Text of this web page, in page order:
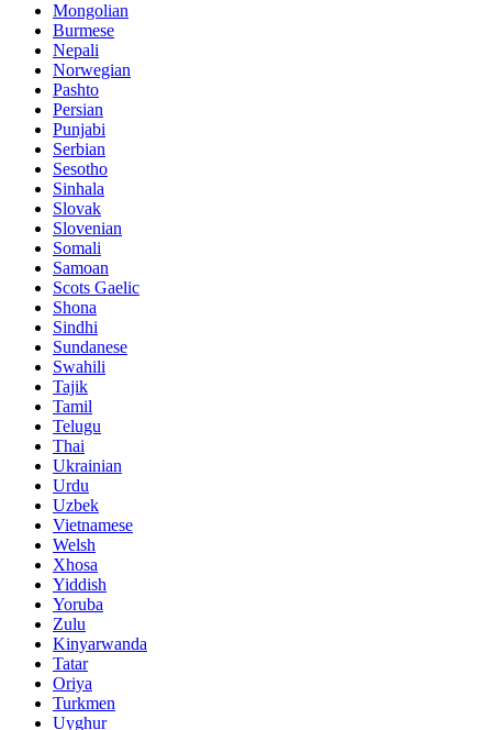
Mongolian
Burmese
Nepali
Norwegian
Pashto
Persian
Punjabi
Serbian
Sesotho
Sinhala
Slovak
Slovenian
Somali
Samoan
Scots Gaelic
Shona
Sindhi
Sundanese
Swahili
Tajik
Tamil
Telugu
Thai
Ukrainian
Urdu
Uzbek
Vietnamese
Welsh
Xhosa
Yiddish
Yoruba
Zulu
Kinyarwanda
Tatar
Oriya
Turkmen
Uyghur